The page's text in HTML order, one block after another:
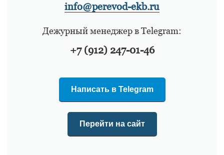
info@perevod-ekb.ru
Дежурный менеджер в Telegram:
+7 (912) 247-01-46
Написать в Telegram
Перейти на сайт